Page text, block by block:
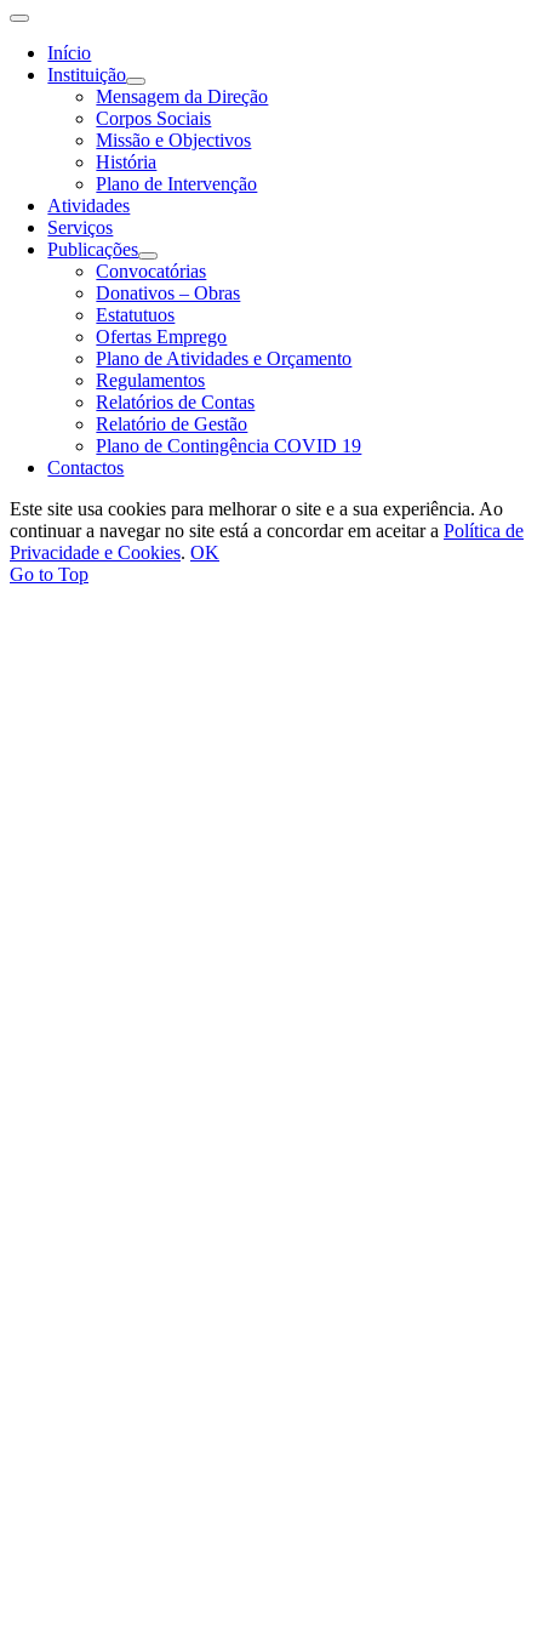
Início
Instituição
Mensagem da Direção
Corpos Sociais
Missão e Objectivos
História
Plano de Intervenção
Atividades
Serviços
Publicações
Convocatórias
Donativos – Obras
Estatutuos
Ofertas Emprego
Plano de Atividades e Orçamento
Regulamentos
Relatórios de Contas
Relatório de Gestão
Plano de Contingência COVID 19
Contactos
Este site usa cookies para melhorar o site e a sua experiência. Ao
continuar a navegar no site está a concordar em aceitar a Política de
Privacidade e Cookies. OK
Go to Top